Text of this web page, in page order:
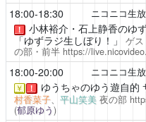
18:00-18:30 ニコニコ生
！ 小林裕介・石上静香のゆ
「ゆずラジ生しぼり！」
ゲス
の部・前半 https://
18:00-20:00 ニコニコ生
￥ ！ ゆうちゃのゆう遊自的
村香菜子、 平山笑美 夜の部
(郁原ゆう)